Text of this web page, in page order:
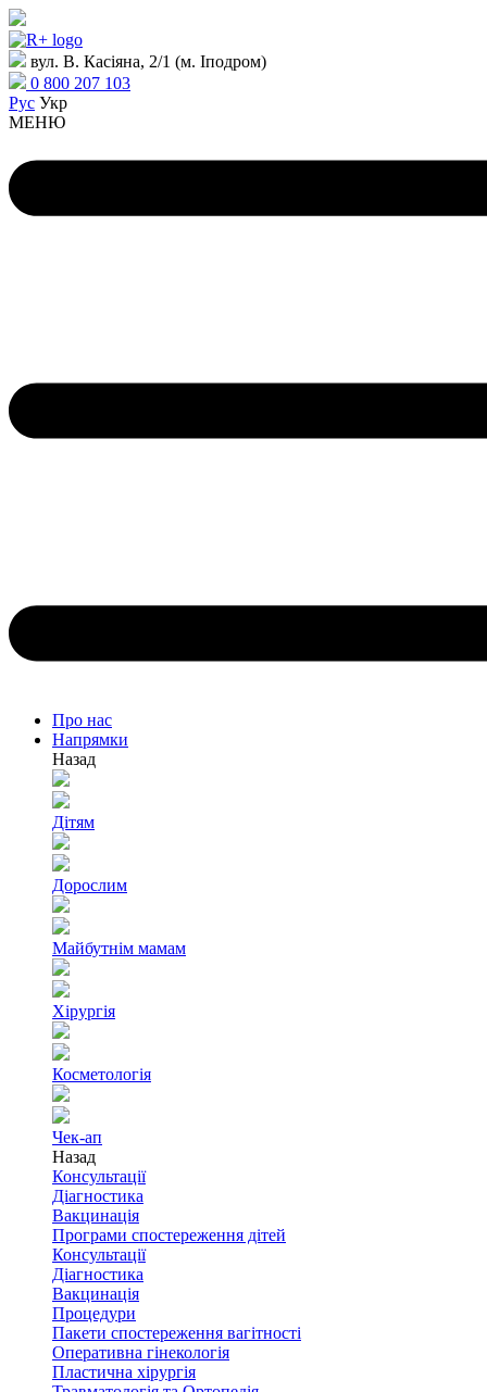
вул. В. Касіяна, 2/1 (м. Іподром)
0 800 207 103
Рус Укр
МЕНЮ
Про нас
Напрямки
Назад
Дітям
Дорослим
Майбутнім мамам
Хірургія
Косметологія
Чек-ап
Назад
Консультації
Діагностика
Вакцинація
Програми спостереження дітей
Консультації
Діагностика
Вакцинація
Процедури
Пакети спостереження вагітності
Оперативна гінекологія
Пластична хірургія